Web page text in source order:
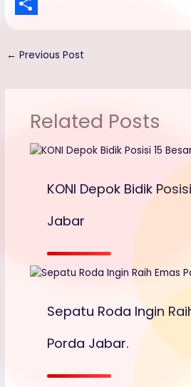
k
a
e
s
ne
Y
hh
← Previous Post
Related Posts
KONI Depok Bidik
Jabar
Sepatu Roda Ingin
Porda Jabar.